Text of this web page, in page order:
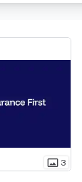
photo_size_select_actual 3